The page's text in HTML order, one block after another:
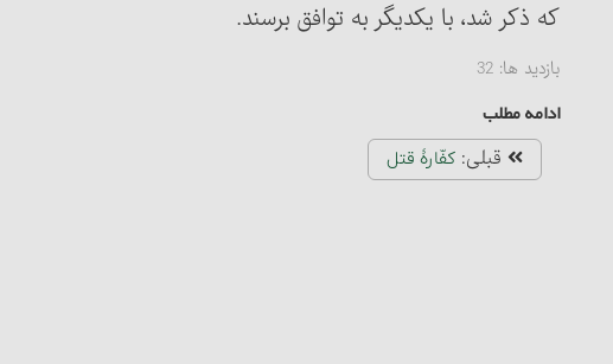
که ذکر شد، با یکدیگر به توافق برسند.
بازدید ها: 32
ادامه مطلب
قبلی: کفّارۀ قتل